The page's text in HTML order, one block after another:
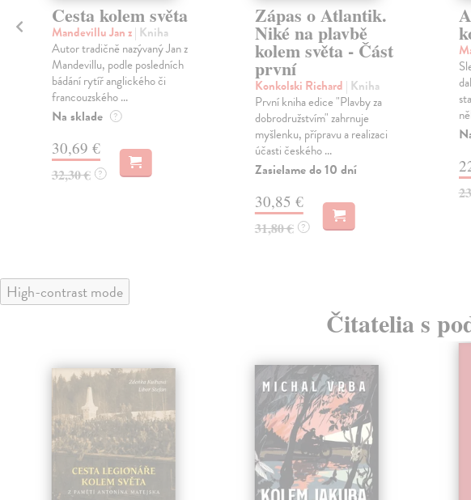
Cesta kolem světa
Mandevillu Jan z| Kniha
Autor tradičně nazývaný Jan z
Mandevillu, podle posledních
bádání rytíř anglického či
francouzského ...
Na sklade ?
30,69 €
32,30 € ?
Zápas o Atlantik.
Niké na plavbě
kolem světa - Část
první
Konkolski Richard | Kniha
První kniha edice "Plavby za
dobrodružstvím" zahrnuje
myšlenku, přípravu a realizaci
účasti českého ...
Zasielame do 10 dní
30,85 €
31,80 € ?
High-contrast mode
Čitatelia s